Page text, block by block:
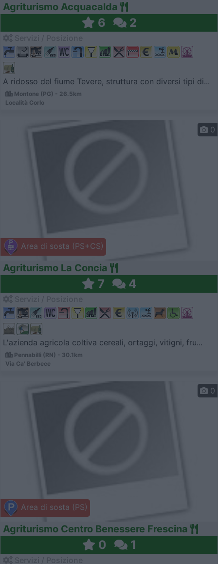
Agriturismo Acquacalda
6 2
A ridosso del fiume Tevere, struttura con diversi tipi di...
Montone (PG) - 26.5km
Località Corlo
Area di sosta (PS+CS)
0
Agriturismo La Concia
7 4
L'azienda agricola coltiva cereali, ortaggi, vitigni, fru...
Pennabilli (RN) - 30.1km
Via Ca' Berbece
Area di sosta (PS)
0
Agriturismo Centro Benessere Frescina
0 1